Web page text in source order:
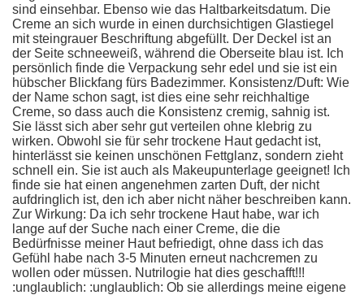
sind einsehbar. Ebenso wie das Haltbarkeitsdatum. Die
Creme an sich wurde in einen durchsichtigen Glastiegel
mit steingrauer Beschriftung abgefüllt. Der Deckel ist an
der Seite schneeweiß, während die Oberseite blau ist. Ich
persönlich finde die Verpackung sehr edel und sie ist ein
hübscher Blickfang fürs Badezimmer. Konsistenz/Duft: Wie
der Name schon sagt, ist dies eine sehr reichhaltige
Creme, so dass auch die Konsistenz cremig, sahnig ist.
Sie lässt sich aber sehr gut verteilen ohne klebrig zu
wirken. Obwohl sie für sehr trockene Haut gedacht ist,
hinterlässt sie keinen unschönen Fettglanz, sondern zieht
schnell ein. Sie ist auch als Makeupunterlage geeignet! Ich
finde sie hat einen angenehmen zarten Duft, der nicht
aufdringlich ist, den ich aber nicht näher beschreiben kann.
Zur Wirkung: Da ich sehr trockene Haut habe, war ich
lange auf der Suche nach einer Creme, die die
Bedürfnisse meiner Haut befriedigt, ohne dass ich das
Gefühl habe nach 3-5 Minuten erneut nachcremen zu
wollen oder müssen. Nutrilogie hat dies geschafft!!!
:unglaublich: :unglaublich: Ob sie allerdings meine eigene